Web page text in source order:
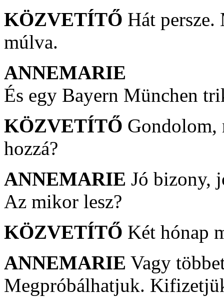
KÖZVETÍTŐ Hát persze.
múlva.
ANNEMARIE
És egy Bayern München
KÖZVETÍTŐ Gondolom,
hozzá?
ANNEMARIE Jó bizony,
Az mikor lesz?
KÖZVETÍTŐ Két hónap
ANNEMARIE Vagy
Megpróbálhatjuk.